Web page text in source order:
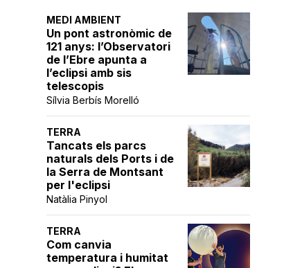
MEDI AMBIENT
Un pont astronòmic de
121 anys: l’Observatori
de l’Ebre apunta a
l’eclipsi amb sis
telescopis
Sílvia Berbís Morelló
TERRA
Tancats els parcs
naturals dels Ports i de
la Serra de Montsant
per l'eclipsi
Natàlia Pinyol
TERRA
Com canvia
temperatura i humitat